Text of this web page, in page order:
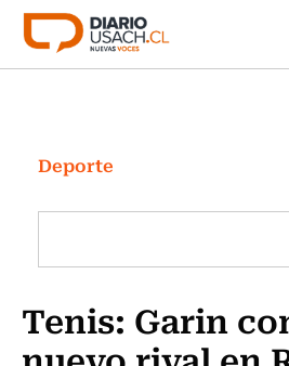
Click acá para ir directamente al
Investigación
Cultura
Programas Radio y TV
Deporte
Tenis: Garin